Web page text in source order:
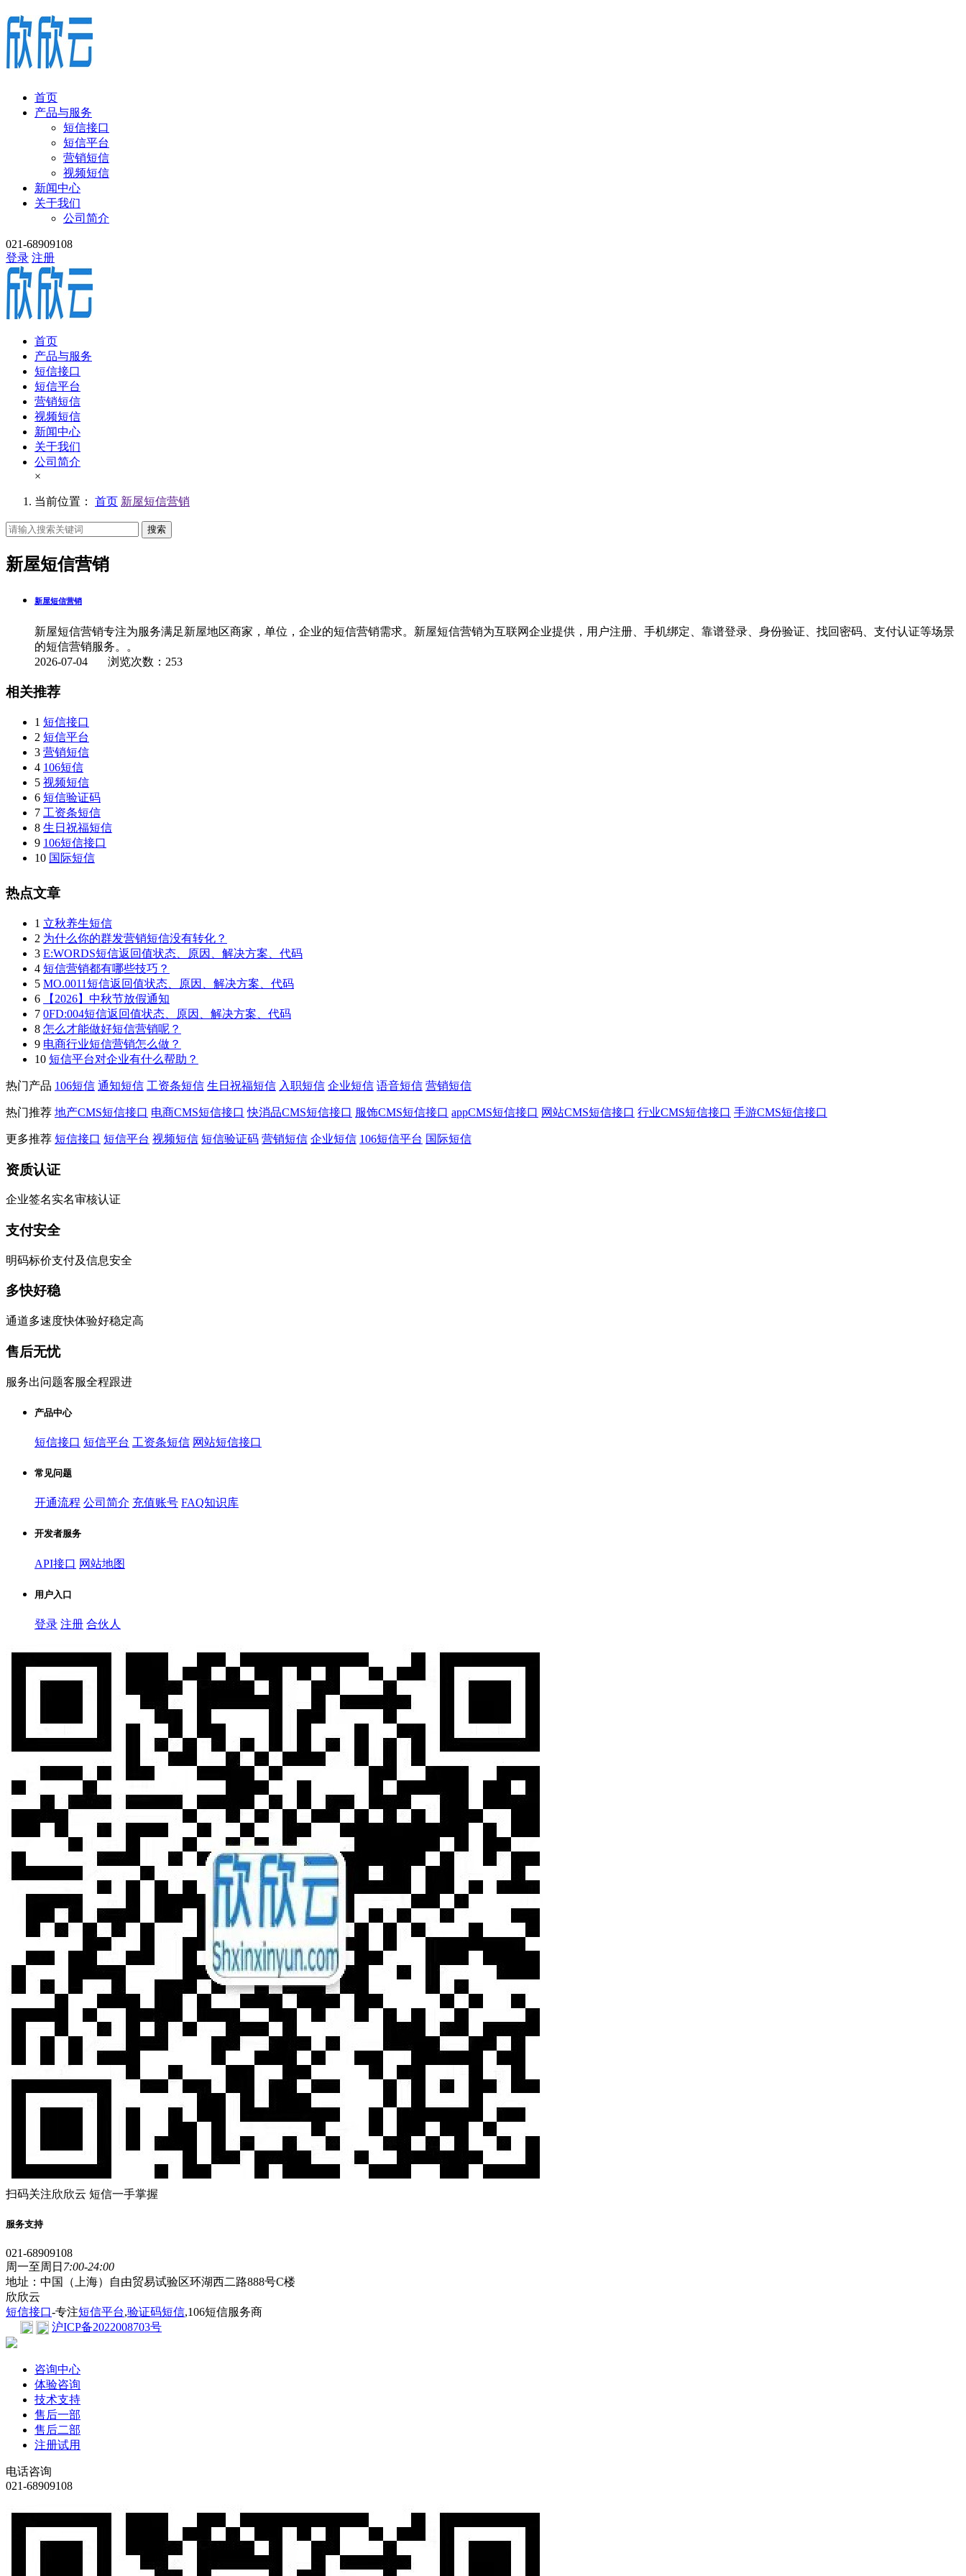
首页
产品与服务
短信接口
短信平台
营销短信
视频短信
新闻中心
关于我们
公司简介
021-68909108
登录 注册
首页
产品与服务
短信接口
短信平台
营销短信
视频短信
新闻中心
关于我们
公司简介
×
当前位置： 首页 新屋短信营销
搜索
新屋短信营销
新屋短信营销
新屋短信营销专注为服务满足新屋地区商家，单位，企业的短信营销需求。新屋短信营销为互联网企业提供，用户注册、手机绑定、靠谱登录、身份验证、找回密码、支付认证等场景
的短信营销服务。。
2026-07-04 浏览次数：253
相关推荐
1 短信接口
2 短信平台
3 营销短信
4 106短信
5 视频短信
6 短信验证码
7 工资条短信
8 生日祝福短信
9 106短信接口
10 国际短信
热点文章
1 立秋养生短信
2 为什么你的群发营销短信没有转化？
3 E:WORDS短信返回值状态、原因、解决方案、代码
4 短信营销都有哪些技巧？
5 MO.0011短信返回值状态、原因、解决方案、代码
6
【2026】中秋节放假通知
7 0FD:004短信返回值状态、原因、解决方案、代码
8 怎么才能做好短信营销呢？
9 电商行业短信营销怎么做？
10 短信平台对企业有什么帮助？
热门产品 106短信 通知短信 工资条短信 生日祝福短信 入职短信 企业短信 语音短信 营销短信
热门推荐 地产CMS短信接口 电商CMS短信接口 快消品CMS短信接口 服饰CMS短信接口 appCMS短信接口 网站CMS短信接口 行业CMS短信接口 手游CMS短信接口
更多推荐 短信接口 短信平台 视频短信 短信验证码 营销短信 企业短信 106短信平台 国际短信
资质认证
企业签名实名审核认证
支付安全
明码标价支付及信息安全
多快好稳
通道多速度快体验好稳定高
售后无忧
服务出问题客服全程跟进
产品中心
短信接口 短信平台 工资条短信 网站短信接口
常见问题
开通流程 公司简介 充值账号 FAQ知识库
开发者服务
API接口 网站地图
用户入口
登录 注册 合伙人
扫码关注欣欣云 短信一手掌握
服务支持
021-68909108
周一至周日 7:00-24:00
地址：中国（上海）自由贸易试验区环湖西二路888号C楼
欣欣云
短信接口-专注短信平台,验证码短信,106短信服务商
沪ICP备2022008703号
咨询中心
体验咨询
技术支持
售后一部
售后二部
注册试用
电话咨询
021-68909108